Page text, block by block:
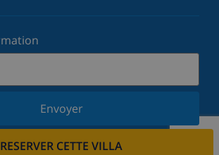
RESERVER CETTE VILLA
Envoyer
à notre newsletter et restez informé